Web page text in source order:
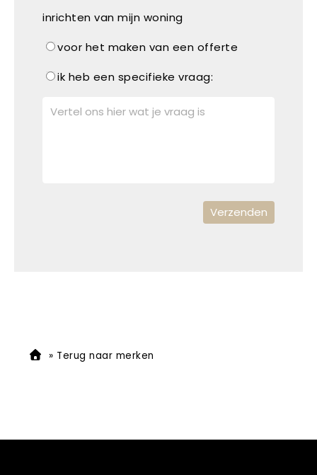
inrichten van mijn woning
voor het maken van een offerte
ik heb een specifieke vraag:
» Terug naar merken